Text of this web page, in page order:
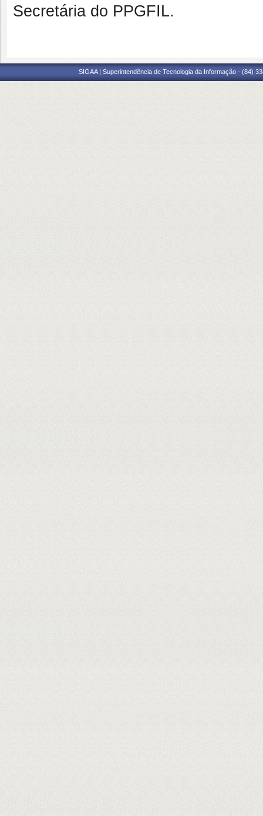
Secretária do PPGFIL.
SIGAA | Superintendência de Tecnologia da Informação - (84)